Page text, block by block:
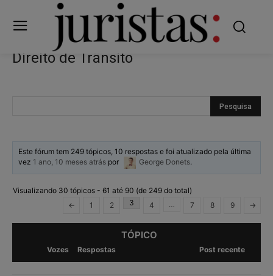
Direito de Trânsito
Este fórum tem 249 tópicos, 10 respostas e foi atualizado pela última
vez 1 ano, 10 meses atrás por George Donets.
Visualizando 30 tópicos - 61 até 90 (de 249 do total)
←
1 2 3 4 … 7 8 9 →
TÓPICO
Vozes Respostas Post recente